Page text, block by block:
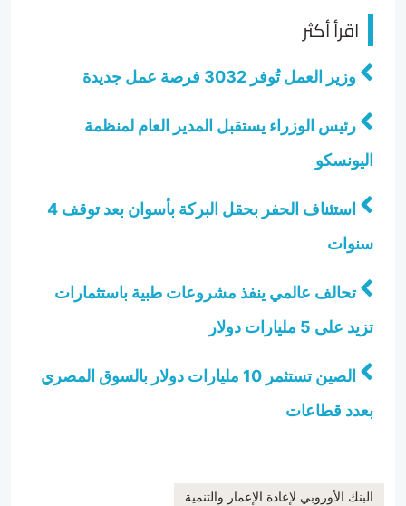
اقرأ أكثر
وزير العمل تُوفر 3032 فرصة عمل جديدة
رئيس الوزراء يستقبل المدير العام لمنظمة
اليونسكو
استئناف الحفر بحقل البركة بأسوان بعد توقف 4
سنوات
تحالف عالمي ينفذ مشروعات طبية باستثمارات
تزيد على 5 مليارات دولار
الصين تستثمر 10 مليارات دولار بالسوق المصري
بعدد قطاعات
البنك الأوروبي لإعادة الإعمار والتنمية